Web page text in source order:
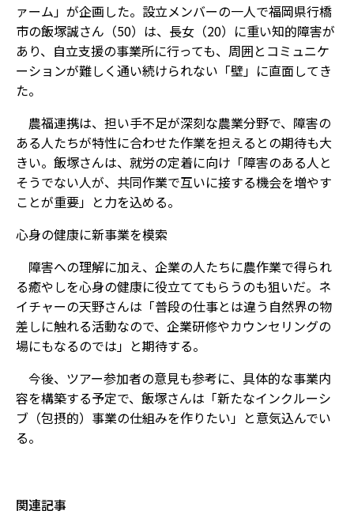
ァーム」が企画した。設立メンバーの一人で福岡県行橋
市の飯塚誠さん（50）は、長女（20）に重い知的障害が
あり、自立支援の事業所に行っても、周囲とコミュニケ
ーションが難しく通い続けられない「壁」に直面してき
た。
農福連携は、担い手不足が深刻な農業分野で、障害の
ある人たちが特性に合わせた作業を担えるとの期待も大
きい。飯塚さんは、就労の定着に向け「障害のある人と
そうでない人が、共同作業で互いに接する機会を増やす
ことが重要」と力を込める。
心身の健康に新事業を模索
障害への理解に加え、企業の人たちに農作業で得られ
る癒やしを心身の健康に役立ててもらうのも狙いだ。ネ
イチャーの天野さんは「普段の仕事とは違う自然界の物
差しに触れる活動なので、企業研修やカウンセリングの
場にもなるのでは」と期待する。
今後、ツアー参加者の意見も参考に、具体的な事業内
容を構築する予定で、飯塚さんは「新たなインクルーシ
ブ（包摂的）事業の仕組みを作りたい」と意気込んでい
る。
関連記事